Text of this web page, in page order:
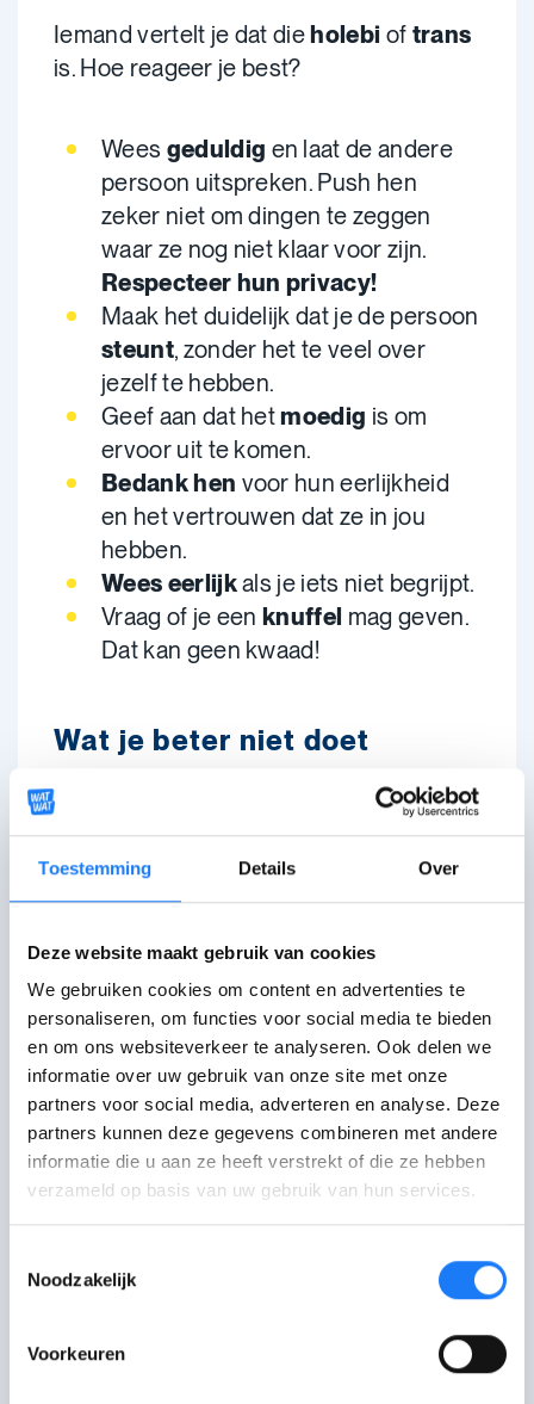
Toestemming Details Over
Deze website maakt gebruik van cookies
We gebruiken cookies om content en advertenties te
personaliseren, om functies voor social media te bieden
en om ons websiteverkeer te analyseren. Ook delen we
informatie over uw gebruik van onze site met onze
partners voor social media, adverteren en analyse. Deze
partners kunnen deze gegevens combineren met andere
informatie die u aan ze heeft verstrekt of die ze hebben
verzameld op basis van uw gebruik van hun services.
Noodzakelijk
Voorkeuren
Iemand vertelt je dat dieholebi of trans
is. Hoe reageer je best?
Wees geduldig en laat de andere
persoon uitspreken. Push hen
zeker niet om dingen te zeggen
waar ze nog niet klaar voor zijn.
Respecteer hun privacy!
Maak het duidelijk dat je de persoon
steunt, zonder het te veel over
jezelf te hebben.
Geef aan dat hetmoedig is om
ervoor uit te komen.
Bedank hen voor hun eerlijkheid
en het vertrouwen dat ze in jou
hebben.
Wees eerlijkals je iets niet begrijpt.
Vraag of je eenknuffel mag geven.
Dat kan geen kwaad!
Wat je beter niet doet
Zeg niet:“Het maakt voor mij niks
uit."Dan lijkt het alsof de coming-
out op zich nutteloos was.
“Vind je mij aantrekkelijk?”
“Hoe ben je zo geworden?”
“Ben je niet bang voor
ziektes?”
“Betekent dit dat je eigenlijk
transgender bent?”
...
pagina?